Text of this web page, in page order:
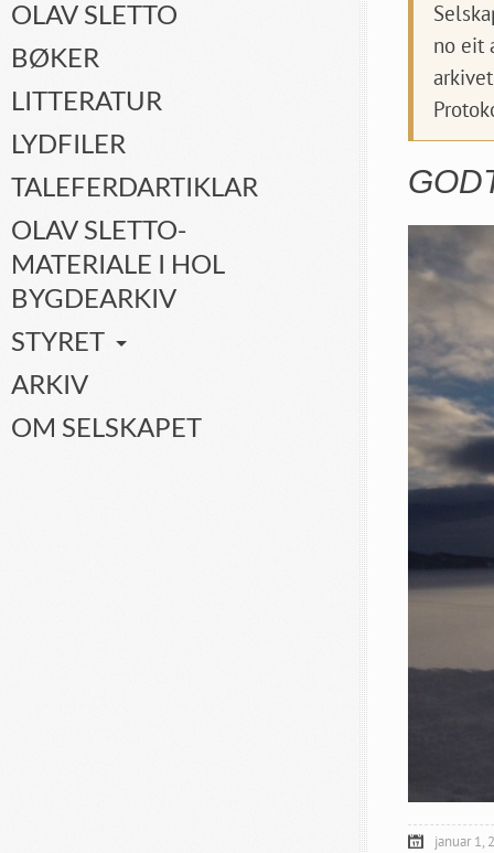
no eit
januar 1,
OLAV SLETTO
BØKER
LITTERATUR
LYDFILER
TALEFERDARTIKLAR
OLAV SLETTO-
MATERIALE I HOL
BYGDEARKIV
STYRET
ARKIV
OM SELSKAPET